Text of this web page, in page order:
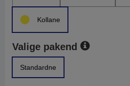
Kollane
Valige pakend
Standardne